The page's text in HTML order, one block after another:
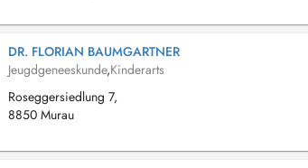
DR. FLORIAN BAUMGARTNER
Jeugdgeneeskunde,Kinderarts
Roseggersiedlung 7,
8850 Murau